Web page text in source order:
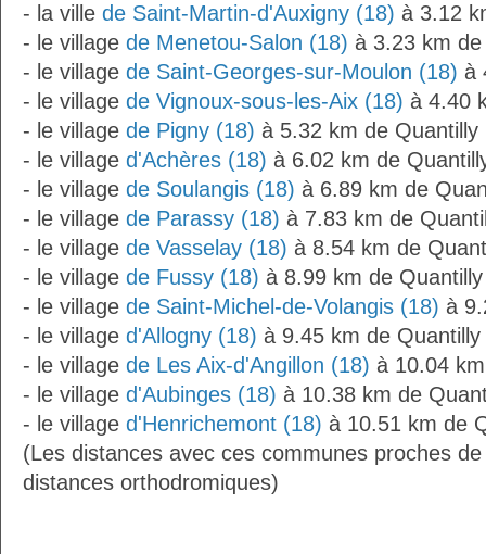
- la ville de Saint-Martin-d'Auxigny (18) à 3.12
- le village de Menetou-Salon (18) à 3.23 km
- le village de Saint-Georges-sur-Moulon (18) à
- le village de Vignoux-sous-les-Aix (18) à 4.40
- le village de Pigny (18) à 5.32 km de Quantilly
- le village d'Achères (18) à 6.02 km de
- le village de Soulangis (18) à 6.89 km de
- le village de Parassy (18) à 7.83 km de
- le village de Vasselay (18) à 8.54 km de
- le village de Fussy (18) à 8.99 km de Quantilly
- le village de Saint-Michel-de-Volangis (18) à
- le village d'Allogny (18) à 9.45 km de Quantilly
- le village de Les Aix-d'Angillon (18) à 10.04
- le village d'Aubinges (18) à 10.38 km de
- le village d'Henrichemont (18) à 10.51 km de
(Les distances avec ces communes proches
distances orthodromiques)